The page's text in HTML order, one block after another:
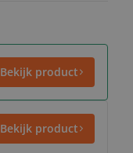
Bekijk product
Bekijk product